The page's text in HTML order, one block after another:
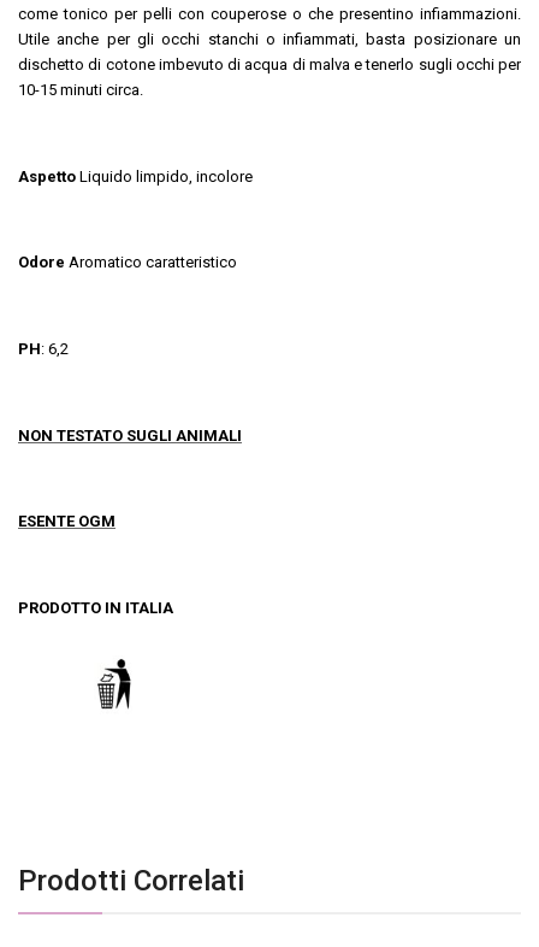
come tonico per pelli con couperose o che presentino infiammazioni.
Utile anche per gli occhi stanchi o infiammati, basta posizionare un
dischetto di cotone imbevuto di acqua di malva e tenerlo sugli occhi per
10-15 minuti circa.
Aspetto Liquido limpido, incolore
Odore Aromatico caratteristico
PH: 6,2
NON TESTATO SUGLI ANIMALI
ESENTE OGM
PRODOTTO IN ITALIA
Prodotti Correlati